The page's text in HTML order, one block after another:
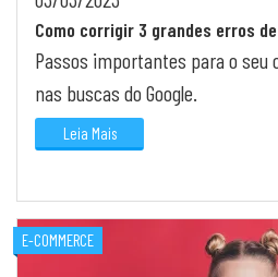
Como corrigir 3 grandes erros
Passos importantes para o seu
nas buscas do Google.
Leia Mais
E-COMMERCE